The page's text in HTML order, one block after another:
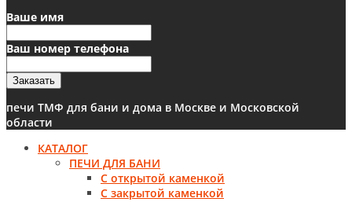
Ваше имя
Ваш номер телефона
Заказать
печи ТМФ для бани и дома в Москве и Московской
области
КАТАЛОГ
ПЕЧИ ДЛЯ БАНИ
С открытой каменкой
С закрытой каменкой